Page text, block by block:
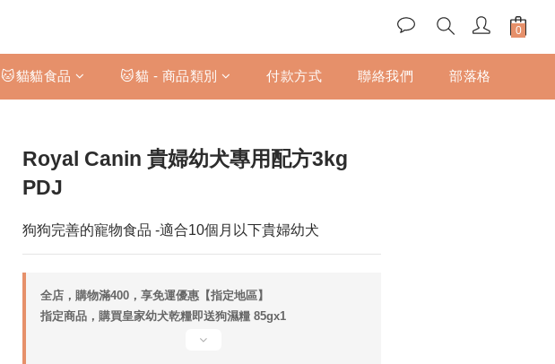
🐱貓貓食品 🐱貓 - 商品類別 付款方式 聯絡我們 部落格
Royal Canin 貴婦幼犬專用配方3kg
PDJ
狗狗完善的寵物食品 -適合10個月以下貴婦幼犬
全店，購物滿400，享免運優惠【指定地區】
指定商品，購買皇家幼犬乾糧即送狗濕糧 85gx1
立即購買